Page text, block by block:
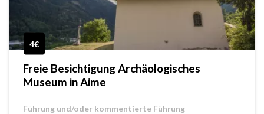
4€
Freie Besichtigung Archäologisches
Museum in Aime
Führung und/oder kommentierte Führung